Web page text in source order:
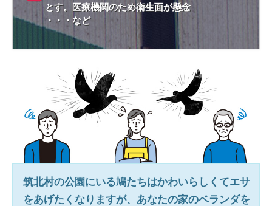
とす。医療機関のため衛生面が懸念
・・・など
筑北村の公園にいる鳩たちはかわいらしくてエサ
をあげたくなりますが、あなたの家のベランダを